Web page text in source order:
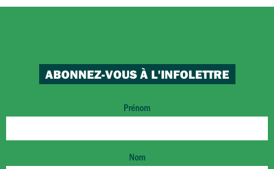
ABONNEZ-VOUS À L'INFOLETTRE
Prénom
Nom